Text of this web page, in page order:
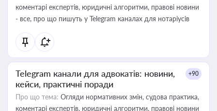
коментарі експертів, юридичні алгоритми, правові новини
- все, про що пишуть у Telegram каналах для нотаріусів
Telegram канали для адвокатів: новини,
кейси, практичні поради
+90
Про що тема: Огляди нормативних змін, судова практика,
коментарі експертів, юридичні алгоритми, правові новини